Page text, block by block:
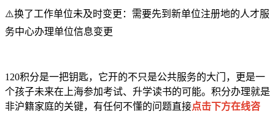
⚠️换了工作单位未及时变更：需要先到新单位注册地的人才服
务中心办理单位信息变更
120积分是一把钥匙，它开的不只是公共服务的大门，更是一
个孩子未来在上海参加考试、升学读书的可能。积分办理就是
非沪籍家庭的关键，有任何不懂的问题直接点击下方在线咨